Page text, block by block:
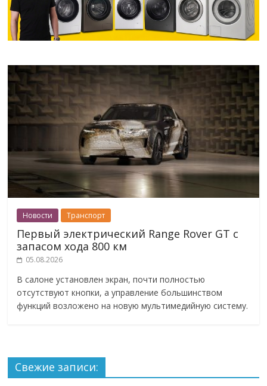
Новости Транспорт
Первый электрический Range Rover GT с
запасом хода 800 км
05.08.2026
В салоне установлен экран, почти полностью
отсутствуют кнопки, а управление большинством
функций возложено на новую мультимедийную систему.
Свежие записи: